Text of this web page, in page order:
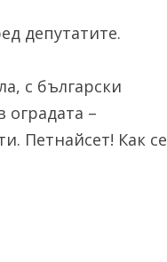
депутатите.
с български
оградата –
Петнайсет! Как се